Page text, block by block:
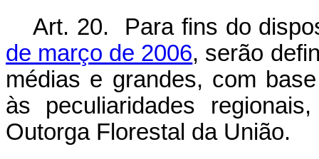
Art. 20. Para fins do
de março de 2006, serão
médias e grandes, com
às peculiaridades
Outorga Florestal da União.